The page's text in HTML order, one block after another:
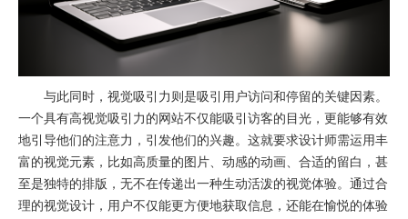
与此同时，视觉吸引力则是吸引用户访问和停留的关键因素。
一个具有高视觉吸引力的网站不仅能吸引访客的目光，更能够有效
地引导他们的注意力，引发他们的兴趣。这就要求设计师需运用丰
富的视觉元素，比如高质量的图片、动感的动画、合适的留白，甚
至是独特的排版，无不在传递出一种生动活泼的视觉体验。通过合
理的视觉设计，用户不仅能更方便地获取信息，还能在愉悦的体验